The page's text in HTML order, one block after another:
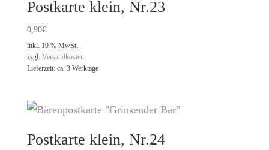
Postkarte klein, Nr.23
0,90€
inkl. 19 % MwSt.
zzgl. Versandkosten
Lieferzeit: ca. 3 Werktage
Postkarte klein, Nr.24